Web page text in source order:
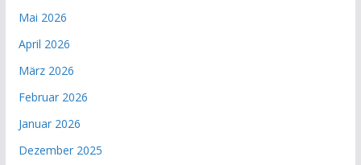
Mai 2026
April 2026
März 2026
Februar 2026
Januar 2026
Dezember 2025